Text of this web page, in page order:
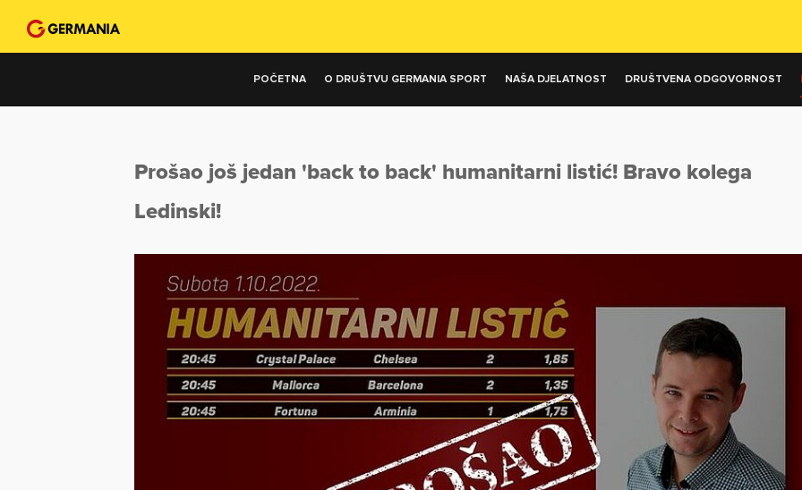
POČETNA O DRUŠTVU GERMANIA SPORT NAŠA DJELATNOST DRUŠTVENA ODGOVORNOST
Prošao još jedan 'back to back' humanitarni listić! Bravo kolega
Ledinski!